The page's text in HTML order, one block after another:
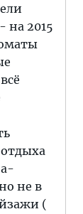
2015
не в
(